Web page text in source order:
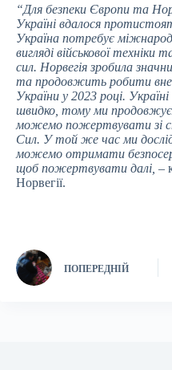
“Для безпеки Європи та
Україні вдалося
Україна потребує
вигляді військової техніки
сил. Норвегія зробила
та продовжить робити
України у 2023 році.
швидко, тому ми
можемо пожертвувати зі
Сил. У той же час ми
можемо отримати
щоб пожертвувати далі, –
Норвегії.
ПОПЕРЕДНІЙ